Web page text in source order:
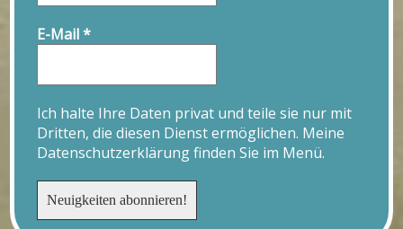
E-Mail*
Ich halte Ihre Daten privat und teile sie nur mit
Dritten, die diesen Dienst ermöglichen. Meine
Datenschutzerklärung finden Sie im Menü.